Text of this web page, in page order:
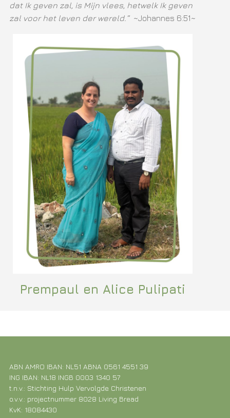
dat Ik geven zal, is Mijn vlees, hetwelk Ik geven
zal voor het leven der wereld.” ~Johannes 6:51~
Prempaul en Alice Pulipati
ABN AMRO IBAN: NL51 ABNA 0561 4551 39
ING IBAN: NL18 INGB 0003 1340 57
t.n.v.: Stichting Hulp Vervolgde Christenen
o.v.v.: projectnummer 8028 Living Bread
KvK: 18084430